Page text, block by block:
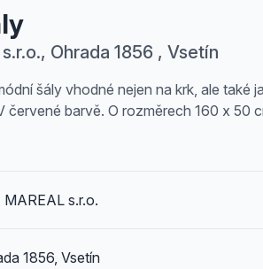
Ohrada 1856 , Vsetín
šály vhodné nejen na krk, ale také
červené barvě. O rozměrech 160 x 50
MAREAL s.r.o.
1856, Vsetín